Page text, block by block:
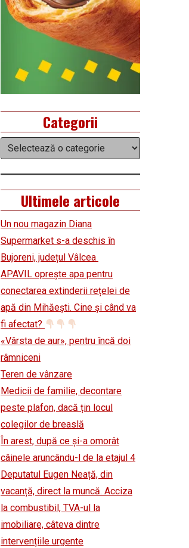
Categorii
Categorii
Ultimele articole
Un nou magazin Diana
Supermarket s-a deschis în
Bujoreni, județul Vâlcea
APAVIL oprește apa pentru
conectarea extinderii rețelei de
apă din Mihăești. Cine și când va
fi afectat?
«Vârsta de aur», pentru încă doi
râmniceni
Teren de vânzare
Medicii de familie, decontare
peste plafon, dacă țin locul
colegilor de breaslă
În arest, după ce și-a omorât
câinele aruncându-l de la etajul 4
Deputatul Eugen Neață, din
vacanță, direct la muncă. Acciza
la combustibil, TVA-ul la
imobiliare, câteva dintre
intervențiile urgente